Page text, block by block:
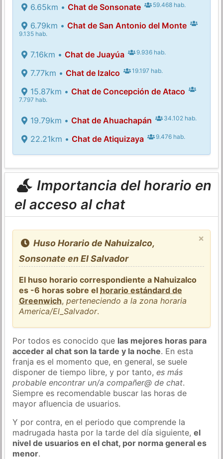
6.65km • Chat de Sonsonate 59.468 hab.
6.79km • Chat de San Antonio del Monte
9.135 hab.
7.16km • Chat de Juayúa 9.936 hab.
7.77km • Chat de Izalco 19.197 hab.
15.87km • Chat de Concepción de Ataco
7.797 hab.
19.79km • Chat de Ahuachapán 34.102 hab.
22.21km • Chat de Atiquizaya 9.476 hab.
Importancia del horario en
el acceso al chat
×
Huso Horario de Nahuizalco,
Sonsonate en El Salvador
El huso horario correspondiente a Nahuizalco
es -6 horas sobre el horario estándard de
Greenwich,perteneciendo a la zona horaria
America/El_Salvador.
Por todos es conocido que las mejores horas para
acceder al chat son la tarde y la noche. En esta
franja es el momento que, en general, se suele
disponer de tiempo libre, y por tanto,es más
probable encontrar un/a compañer@ de chat.
Siempre es recomendable buscar las horas de
mayor afluencia de usuarios.
Y por contra, en el periodo que comprende la
madrugada hasta por la tarde del día siguiente,el
nivel de usuarios en el chat, por norma general es
menor.